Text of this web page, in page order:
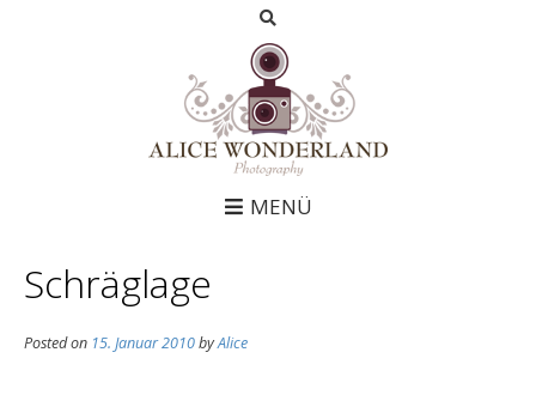
MENÜ
Schräglage
Posted on 15. Januar 2010byAlice